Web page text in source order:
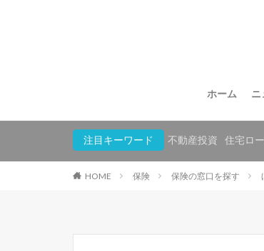
ホーム ニ
注目キーワード 不動産投資 住宅ロ
HOME 保険 保険の窓口を探す